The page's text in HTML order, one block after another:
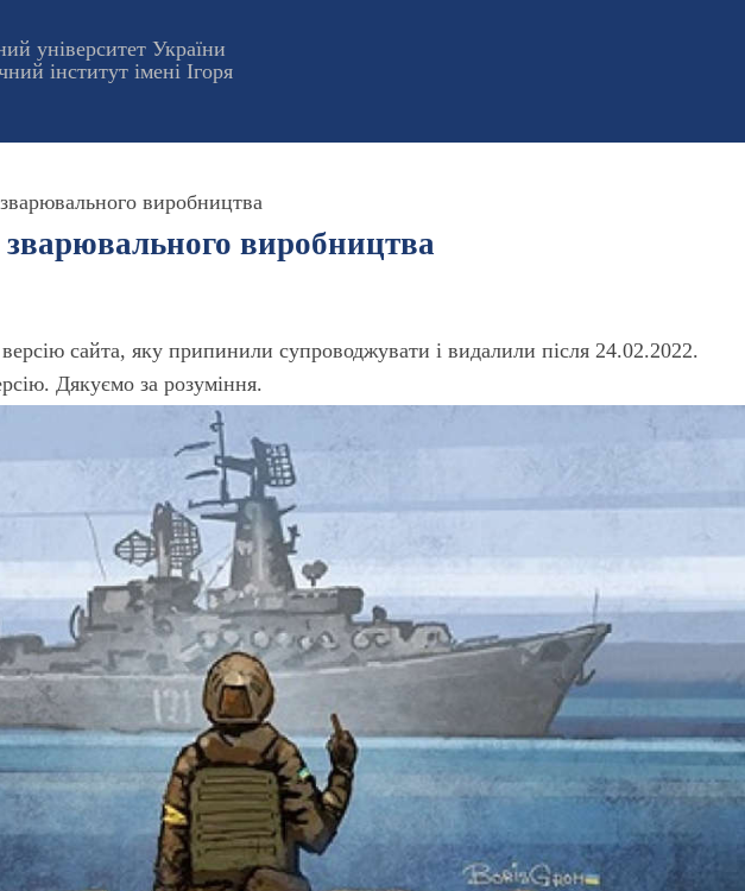
університет України
інститут імені Ігоря
виробництва
виробництва
сайта, яку припинили супроводжувати і видалили після 24.02.2022.
Дякуємо за розуміння.